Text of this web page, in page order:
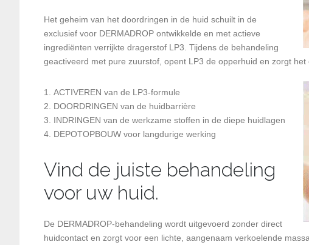
Het geheim van het doordringen in de huid schuilt in de
exclusief voor DERMADROP ontwikkelde en met actieve
ingrediënten verrijkte dragerstof LP3. Tijdens de behandeling
geactiveerd met pure zuurstof, opent LP3 de opperhuid en zorgt
ACTIVEREN van de LP3-formule
DOORDRINGEN van de huidbarrière
INDRINGEN van de werkzame stoffen in de diepe huidlagen
DEPOTOPBOUW voor langdurige werking
Vind de juiste behandeling
voor uw huid.
De DERMADROP-behandeling wordt uitgevoerd zonder direct
huidcontact en zorgt voor een lichte, aangenaam verkoelende